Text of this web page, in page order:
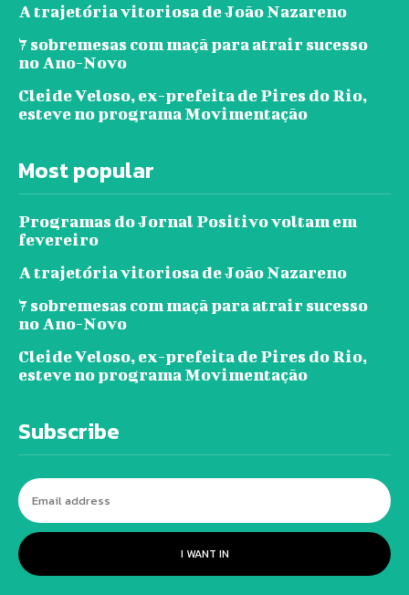
A trajetória vitoriosa de João Nazareno
7 sobremesas com maçã para atrair sucesso
no Ano-Novo
Cleide Veloso, ex-prefeita de Pires do Rio,
esteve no programa Movimentação
Most popular
Programas do Jornal Positivo voltam em
fevereiro
A trajetória vitoriosa de João Nazareno
7 sobremesas com maçã para atrair sucesso
no Ano-Novo
Cleide Veloso, ex-prefeita de Pires do Rio,
esteve no programa Movimentação
Subscribe
I WANT IN